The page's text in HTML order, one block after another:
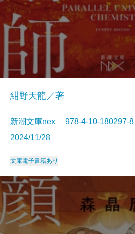
紺野天龍／著
新潮文庫nex 978-4-10-
2024/11/28
文庫電子書籍あり